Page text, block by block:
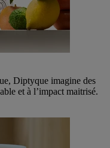
Diptyque imagine des
et à l’impact maitrisé.